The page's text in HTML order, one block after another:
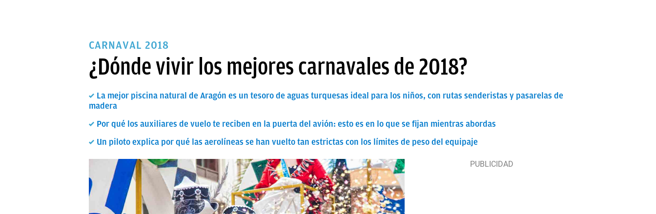
CARNAVAL 2018
¿Dónde vivir los mejores carnavales de 2018?
La mejor piscina natural de Aragón es un tesoro de aguas turquesas ideal para los niños, con rutas senderistas y pasarelas de
madera
Por qué los auxiliares de vuelo te reciben en la puerta del avión: esto es en lo que se fijan mientras abordas
Un piloto explica por qué las aerolíneas se han vuelto tan estrictas con los límites de peso del equipaje